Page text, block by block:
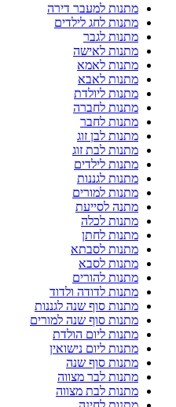
מתנות למעבר דירה
מתנות לחג לילדים
מתנות לגבר
מתנות לאישה
מתנות לאמא
מתנות לאבא
מתנות ליולדת
מתנות לחברה
מתנות לחבר
מתנות לבן זוג
מתנות לבת זוג
מתנות לילדים
מתנות לגננות
מתנות למורים
מתנה לסייעת
מתנות לכלה
מתנות לחתן
מתנות לסבתא
מתנות לסבא
מתנות להורים
מתנות לדודה ולדוד
מתנות סוף שנה לגננות
מתנות סוף שנה למורים
מתנות ליום הולדת
מתנות ליום נישואין
מתנות סוף שנה
מתנות לבר מצווה
מתנות לבת מצווה